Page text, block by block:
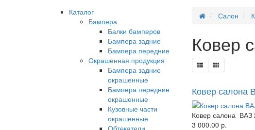
Каталог
Бампера
Балки бамперов
Бампера задние
Бампера передние
Окрашенная продукция
Бампера задние
окрашенные
Бампера передние
окрашенные
Кузовные части
окрашенные
Салон
Ковер
Ковер салона
Ковер салона ВАЗ
3 000.00 р.